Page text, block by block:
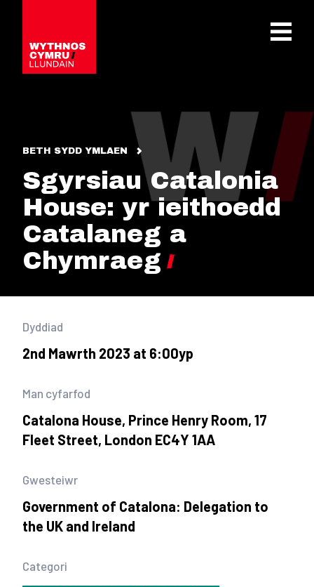
OPEN
BETH SYDD YMLAEN
Sgyrsiau Catalonia
House: yr ieithoedd
Catalaneg a
Chymraeg
Dyddiad
2nd Mawrth 2023 at 6:00yp
Man cyfarfod
Catalona House, Prince Henry Room, 17
Fleet Street, London EC4Y 1AA
Gwesteiwr
Government of Catalona: Delegation to
the UK and Ireland
Categori